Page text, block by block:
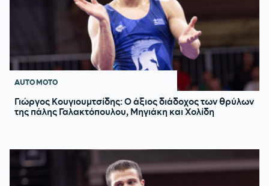
AUTO MOTO
Γιώργος Κουγιουμτσίδης: Ο άξιος διάδοχος των θρύλων
της πάλης Γαλακτόπουλου, Μηγιάκη και Χολίδη